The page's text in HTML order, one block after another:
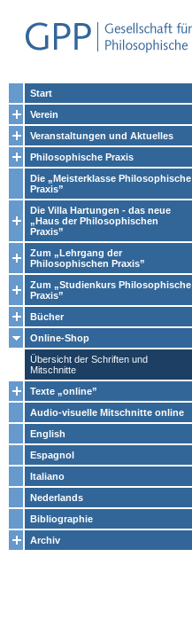
Start
Verein
Veranstaltungen und Aktuelles
Philosophische Praxis
Die „Meisterklasse Philosophische
Praxis”
Die Villa Hartungen - das neue
„Haus der Philosophischen
Praxis”
Zum „Lehrgang der
Philosophischen Praxis”
Zum „Studienkurs Philosophische
Praxis”
Bücher
Online-Shop
Übersicht der Schriften und
Mitschnitte
Texte „online”
Audio-visuelle Mitschnitte online
English
Espagnol
Italiano
Nederlands
Bibliographie
Archiv